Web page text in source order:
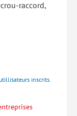
raccord,
inscrits.